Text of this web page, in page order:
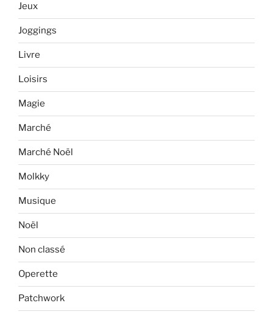
Jeux
Joggings
Livre
Loisirs
Magie
Marché
Marché Noël
Molkky
Musique
Noël
Non classé
Operette
Patchwork